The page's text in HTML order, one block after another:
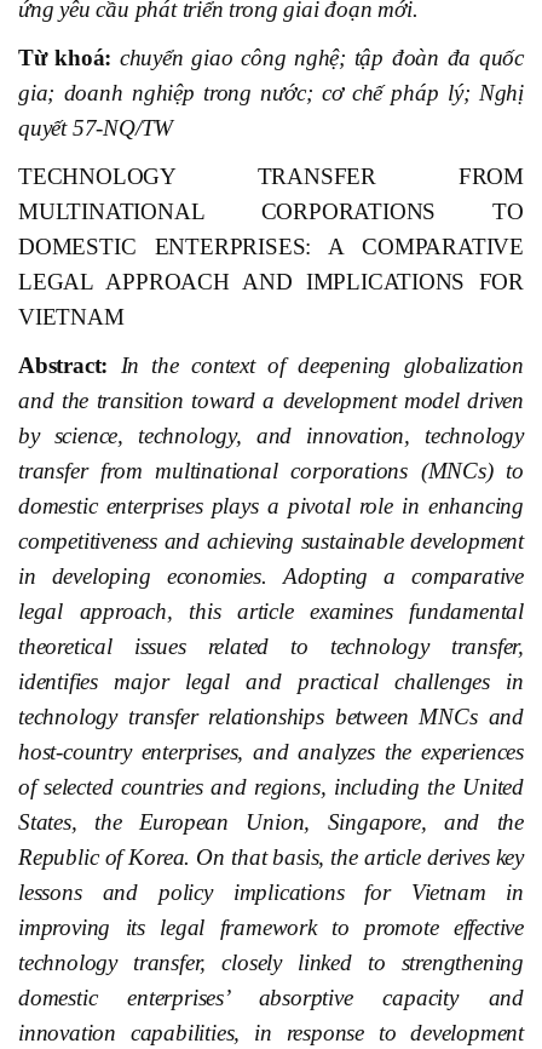
ứng yêu cầu phát triển trong giai đoạn mới.
Từ khoá: chuyển giao công nghệ; tập đoàn đa quốc
gia; doanh nghiệp trong nước; cơ chế pháp lý; Nghị
quyết 57-NQ/TW
TECHNOLOGY TRANSFER FROM
MULTINATIONAL CORPORATIONS TO
DOMESTIC ENTERPRISES: A COMPARATIVE
LEGAL APPROACH AND IMPLICATIONS FOR
VIETNAM
Abstract: In the context of deepening globalization
and the transition toward a development model driven
by science, technology, and innovation, technology
transfer from multinational corporations (MNCs) to
domestic enterprises plays a pivotal role in enhancing
competitiveness and achieving sustainable development
in developing economies. Adopting a comparative
legal approach, this article examines fundamental
theoretical issues related to technology transfer,
identifies major legal and practical challenges in
technology transfer relationships between MNCs and
host-country enterprises, and analyzes the experiences
of selected countries and regions, including the United
States, the European Union, Singapore, and the
Republic of Korea. On that basis, the article derives key
lessons and policy implications for Vietnam in
improving its legal framework to promote effective
technology transfer, closely linked to strengthening
domestic enterprises’ absorptive capacity and
innovation capabilities, in response to development